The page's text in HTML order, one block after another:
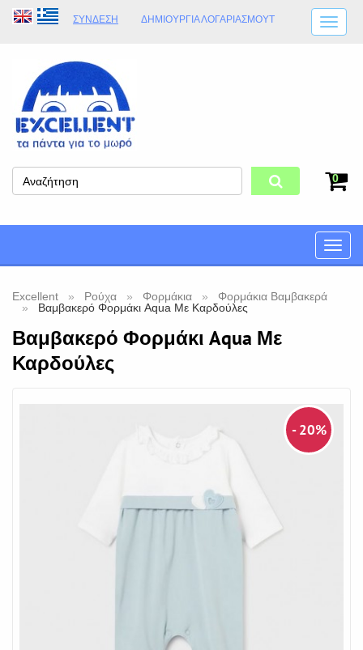
ΣΎΝΔΕΣΗ ΔΗΜΙΟΥΡΓΊΑ ΛΟΓΑΡΙΑΣΜΟΎT
ΩΡΆΡΙΟ ΚΑΤΑΣΤΉΜΑΤΟΣ
ΦΥΣΙΚΌ ΚΑΤΆΣΤΗΜΑ
0
Toggle
Excellent Ρούχα Φορμάκια
Φορμάκια Βαμβακερά
Βαμβακερό Φορμάκι Aqua Με Καρδούλες
Βαμβακερό Φορμάκι Aqua Με
Καρδούλες
- 20%